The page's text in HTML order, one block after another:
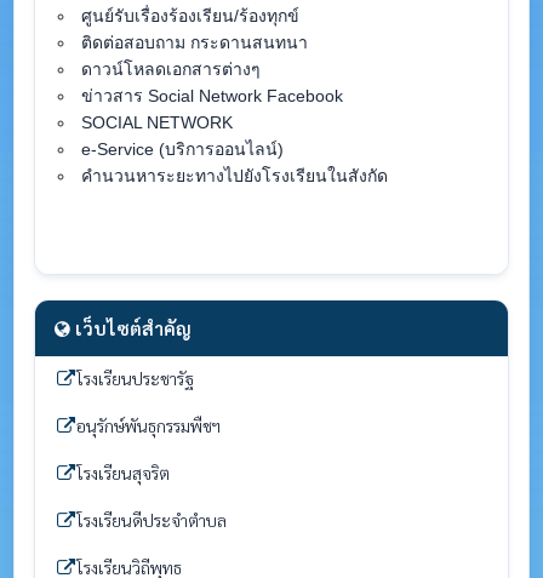
ศูนย์รับเรื่องร้องเรียน/ร้องทุกข์
ติดต่อสอบถาม กระดานสนทนา
ดาวน์โหลดเอกสารต่างๆ
ข่าวสาร Social Network Facebook
SOCIAL NETWORK
e-Service (บริการออนไลน์)
คำนวนหาระยะทางไปยังโรงเรียนในสังกัด
เว็บไซต์สำคัญ
โรงเรียนประชารัฐ
อนุรักษ์พันธุกรรมพืชฯ
โรงเรียนสุจริต
โรงเรียนดีประจำตำบล
โรงเรียนวิถีพุทธ